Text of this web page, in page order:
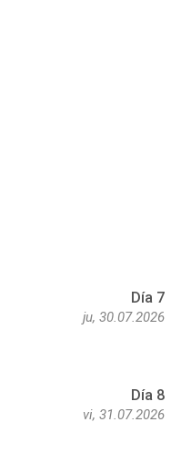
Día 7
ju, 30.07.2026
Día 8
vi, 31.07.2026